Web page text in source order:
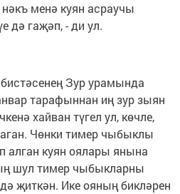
менә куян асраучы
дә гаҗәп, - ди ул.
Зур урамында
тарафыннан иң зур зыян
хайван түгел ул, көчле,
Чөнки тимер чыбыклы
алган куян оялары янына
шул тимер чыбыкларны
җиткән. Ике ояның бикләрен